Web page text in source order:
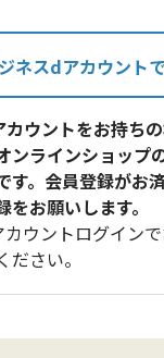
ウントをお持ち
ンラインショップ
す。会員登録がお
をお願いします。
ウントログインで
ださい。